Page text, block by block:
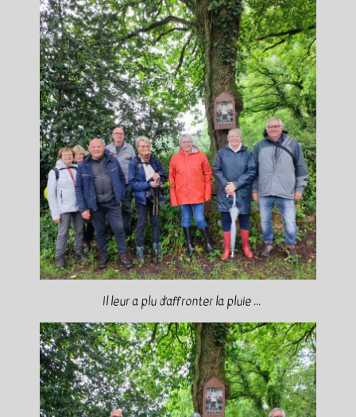
Il leur a plu d’affronter la pluie ...